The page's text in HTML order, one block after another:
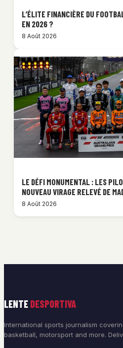
L’ÉLITE FINANCIÈRE DU
EN 2026 ?
8 Août 2026
LE DÉFI MONUMENTAL : LES
NOUVEAU VIRAGE RELEVÉ DE
8 Août 2026
LENTE DESPORTIVA
International sports journalism
basketball, motorsport and more.